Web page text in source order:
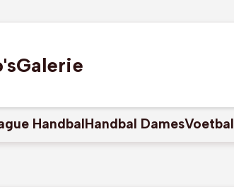
Galerie
HandbalHandbal DamesVoetbal